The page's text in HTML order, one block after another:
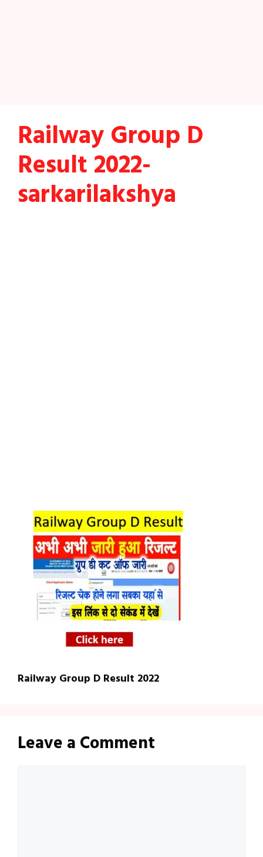
Railway Group D
Result 2022-
sarkarilakshya
Railway Group D Result 2022
Leave a Comment